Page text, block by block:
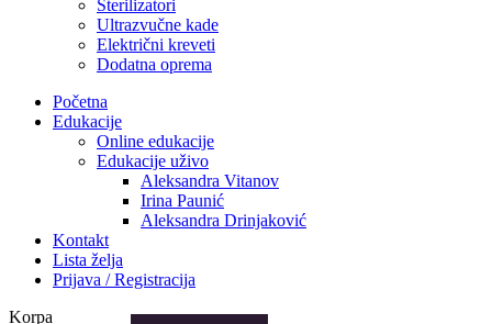
Sterilizatori
Ultrazvučne kade
Električni kreveti
Dodatna oprema
Početna
Edukacije
Online edukacije
Edukacije uživo
Aleksandra Vitanov
Irina Paunić
Aleksandra Drinjaković
Kontakt
Lista želja
Prijava / Registracija
Korpa